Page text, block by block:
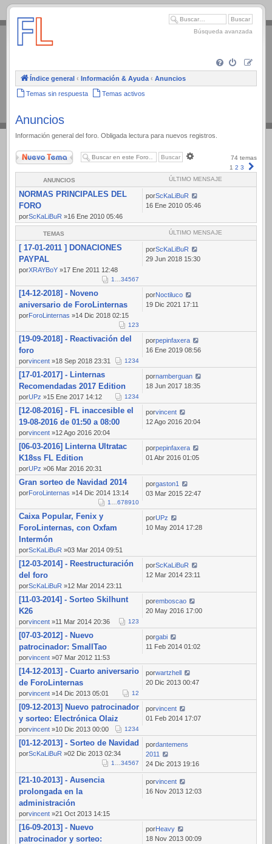
.
Búsqueda avanzada
Índice general ‹ Información & Ayuda ‹ Anuncios
Temas sin respuesta Temas activos
Anuncios
Información general del foro. Obligada lectura para nuevos registros.
Nuevo Tema
74 temas
1 2 3
ANUNCIOS ÚLTIMO MENSAJE
NORMAS PRINCIPALES DEL
FORO
porScKaLiBuR »16 Ene 2010 05:46
porScKaLiBuR
16 Ene 2010 05:46
TEMAS ÚLTIMO MENSAJE
[ 17-01-2011 ] DONACIONES
PAYPAL
porXRAYBoY »17 Ene 2011 12:48
1 34567
porScKaLiBuR
29 Jun 2018 15:30
[14-12-2018] - Noveno
aniversario de ForoLinternas
porForoLinternas »14 Dic 2018 02:15
123
porNoctiluco
19 Dic 2021 17:11
[19-09-2018] - Reactivación del
foro
porvincent »18 Sep 2018 23:31 1234
porpepinfaxera
16 Ene 2019 08:56
[17-01-2017] - Linternas
Recomendadas 2017 Edition
porUPz »15 Ene 2017 14:12 1234
pornamberguan
18 Jun 2017 18:35
[12-08-2016] - FL inaccesible el
19-08-2016 de 01:50 a 08:00
porvincent »12 Ago 2016 20:04
porvincent
12 Ago 2016 20:04
[06-03-2016] Linterna Ultratac
K18ss FL Edition
porUPz »06 Mar 2016 20:31
porpepinfaxera
01 Abr 2016 01:05
Gran sorteo de Navidad 2014
porForoLinternas »14 Dic 2014 13:14
1 678910
porgaston1
03 Mar 2015 22:47
Caixa Popular, Fenix y
ForoLinternas, con Oxfam
Intermón
porScKaLiBuR »03 Mar 2014 09:51
porUPz
10 May 2014 17:28
[12-03-2014] - Reestructuración
del foro
porScKaLiBuR »12 Mar 2014 23:11
porScKaLiBuR
12 Mar 2014 23:11
[11-03-2014] - Sorteo Skilhunt
K26
porvincent »11 Mar 2014 20:36 123
poremboscao
20 May 2016 17:00
[07-03-2012] - Nuevo
patrocinador: SmallTao
porvincent »07 Mar 2012 11:53
porgabi
11 Feb 2014 01:02
[14-12-2013] - Cuarto aniversario
de ForoLinternas
porvincent »14 Dic 2013 05:01 12
porwartzhell
20 Dic 2013 00:47
[09-12-2013] Nuevo patrocinador
y sorteo: Electrónica Olaiz
porvincent »10 Dic 2013 00:00 1234
porvincent
01 Feb 2014 17:07
[01-12-2013] - Sorteo de Navidad
porScKaLiBuR »02 Dic 2013 02:34
1 34567
pordantemens
2011
24 Dic 2013 19:16
[21-10-2013] - Ausencia
prolongada en la
administración
porvincent »21 Oct 2013 14:15
porvincent
16 Nov 2013 12:03
[16-09-2013] - Nuevo
patrocinador y sorteo:
porHeavy
18 Nov 2013 00:09